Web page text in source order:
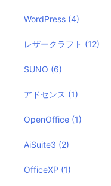
WordPress (4)
レザークラフト (12)
SUNO (6)
アドセンス (1)
OpenOffice (1)
AiSuite3 (2)
OfficeXP (1)